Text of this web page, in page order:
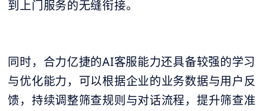
到上门服务的无缝衔接。
同时，合力亿捷的AI客服能力还具备较强的学习
与优化能力，可以根据企业的业务数据与用户反
馈，持续调整筛查规则与对话流程，提升筛查准